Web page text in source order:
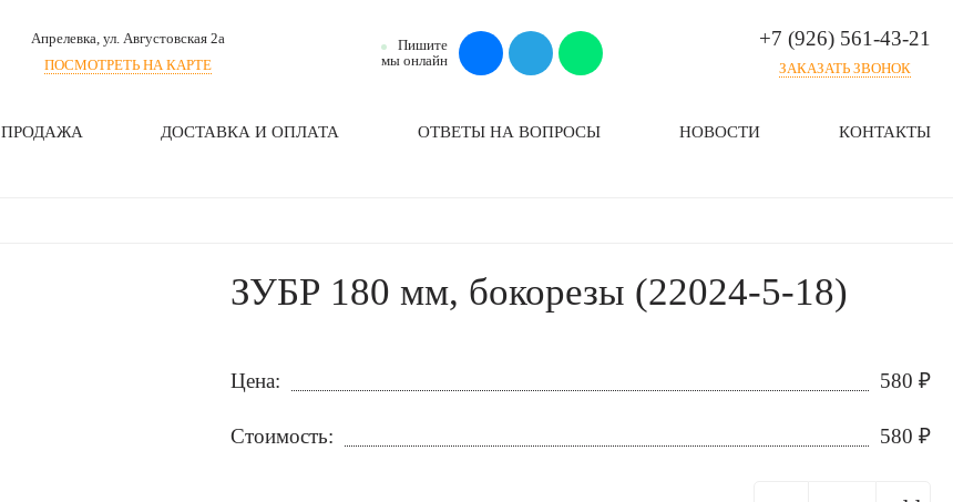
Апрелевка, ул. Августовская 2а
ПОСМОТРЕТЬ НА КАРТЕ
Пишите
мы онлайн
+7 (926) 561-43-21
ЗАКАЗАТЬ ЗВОНОК
ПРОДАЖА ДОСТАВКА И ОПЛАТА ОТВЕТЫ НА ВОПРОСЫ НОВОСТИ КОНТАКТЫ
ЗУБР 180 мм, бокорезы (22024-5-18)
Цена: 580 ₽
Стоимость: 580 ₽